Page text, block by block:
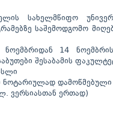
სახელმწიფო
საშემოდგომო
14
შესაბამის
ნოტარიულად
ვერსიასთან ერთად)